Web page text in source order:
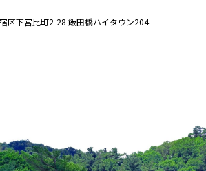
区下宮比町2-28 飯田橋ハイタウン204